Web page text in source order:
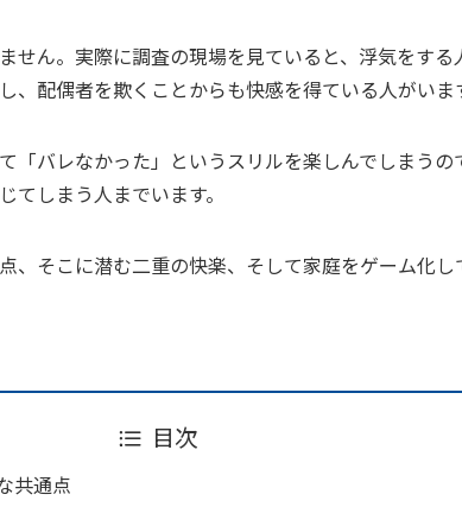
せん。実際に調査の現場を見ていると、浮気をする
配偶者を欺くことからも快感を得ている人がいま
「バレなかった」というスリルを楽しんでしまうの
てしまう人までいます。
、そこに潜む二重の快楽、そして家庭をゲーム化
目次
共通点